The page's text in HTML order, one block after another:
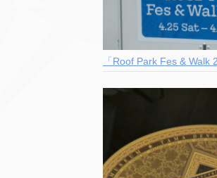
「Roof Park Fes & Walk